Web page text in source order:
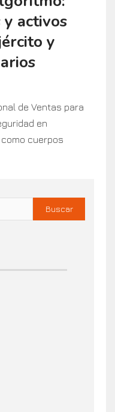
activos
y
de Ventas para
en
cuerpos